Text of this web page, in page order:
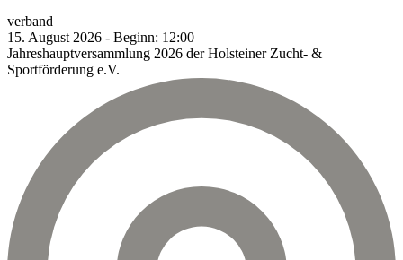
verband
15. August 2026 - Beginn: 12:00
Jahreshauptversammlung 2026 der Holsteiner Zucht- &
Sportförderung e.V.